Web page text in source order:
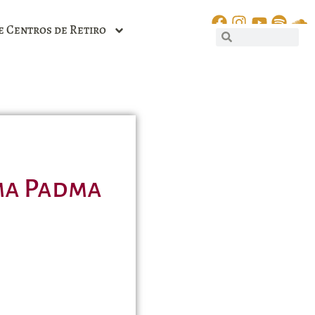
Centros de Retiro
Padma